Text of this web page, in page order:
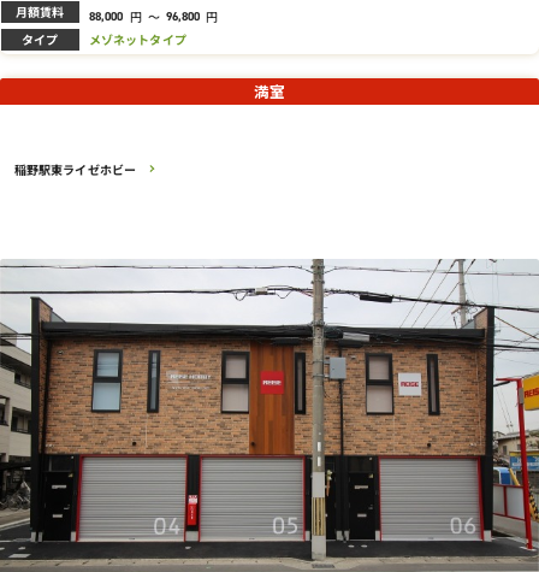
月額賃料 88,000 円 ～ 96,800 円
タイプ メゾネットタイプ
稲野駅東ライゼホビー
満室